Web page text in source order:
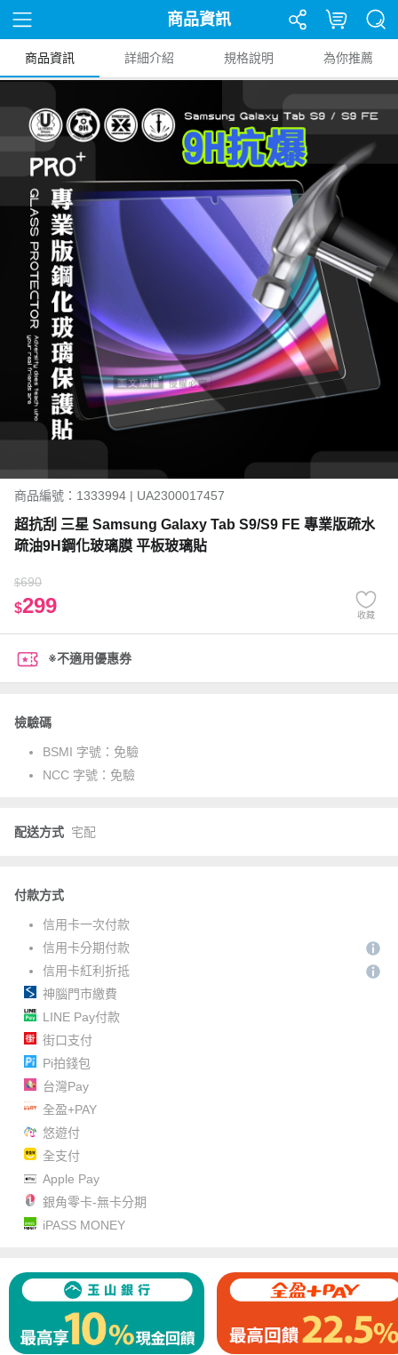
商品資訊
商品資訊 詳細介紹 規格說明 為你推薦
商品編號：1333994 | UA2300017457
超抗刮 三星 Samsung Galaxy Tab S9/S9 FE 專業版疏水
疏油9H鋼化玻璃膜 平板玻璃貼
$690
$299 收藏
※不適用優惠券
檢驗碼
BSMI 字號： 免驗
NCC 字號： 免驗
配送方式 宅配
付款方式
信用卡一次付款
信用卡分期付款
信用卡紅利折抵
神腦門市繳費
LINE Pay付款
街口支付
Pi拍錢包
台灣Pay
全盈+PAY
悠遊付
全支付
Apple Pay
銀角零卡-無卡分期
iPASS MONEY